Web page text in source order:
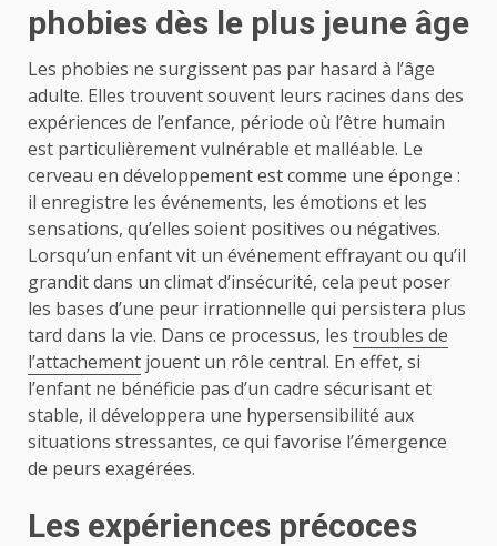
phobies dès le plus jeune âge
Les phobies ne surgissent pas par hasard à l’âge
adulte. Elles trouvent souvent leurs racines dans des
expériences de l’enfance, période où l’être humain
est particulièrement vulnérable et malléable. Le
cerveau en développement est comme une éponge :
il enregistre les événements, les émotions et les
sensations, qu’elles soient positives ou négatives.
Lorsqu’un enfant vit un événement effrayant ou qu’il
grandit dans un climat d’insécurité, cela peut poser
les bases d’une peur irrationnelle qui persistera plus
tard dans la vie. Dans ce processus, les troubles de
l’attachement jouent un rôle central. En effet, si
l’enfant ne bénéficie pas d’un cadre sécurisant et
stable, il développera une hypersensibilité aux
situations stressantes, ce qui favorise l’émergence
de peurs exagérées.
Les expériences précoces